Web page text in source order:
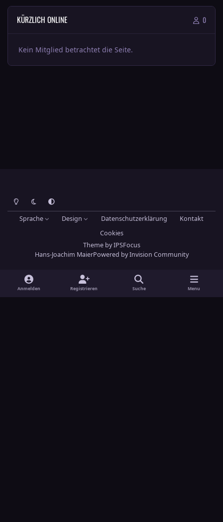
KÜRZLICH ONLINE 0
Kein Mitglied betrachtet die Seite.
Heller ModusDunkler ModusSystemeinstellung
Sprache Design Datenschutzerklärung
Kontakt
Cookies
ThemebyIPSFocus
Hans-Joachim MaierPowered byInvision Community
Anmelden Registrieren Suche Menu